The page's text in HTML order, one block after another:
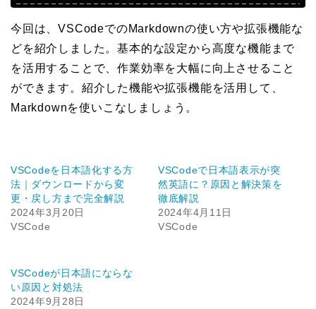
今回は、VSCodeでのMarkdownの使い方や拡張機能な
どを紹介しました。基本的な設定から高度な機能まで
を活用することで、作業効率を大幅に向上させること
ができます。紹介した機能や拡張機能を活用して、
Markdownを使いこなしましょう。
VSCodeを日本語化する方
法｜ダウンロードから変
更・戻し方まで完全解説
2024年3月20日
VSCode
VSCodeで日本語表示が突
然英語に？原因と解決策を
徹底解説
2024年4月11日
VSCode
VSCodeが日本語にならな
い原因と対処法
2024年9月28日